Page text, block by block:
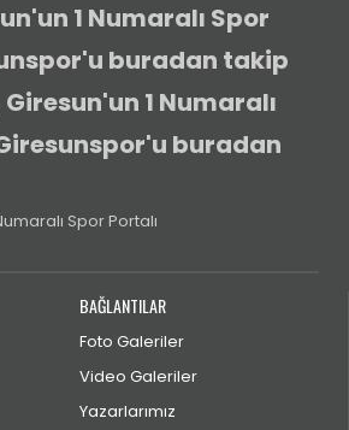
1 Numaralı Spor
buradan takip
1 Numaralı
buradan
Spor Portalı
BAĞLANTILAR
Foto Galeriler
Video Galeriler
Yazarlarımız